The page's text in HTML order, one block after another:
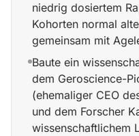
niedrig dosiertem
Kohorten normal
gemeinsam mit
Baute ein
dem Geroscience-
(ehemaliger CEO
und dem Forscher
wissenschaftlichem